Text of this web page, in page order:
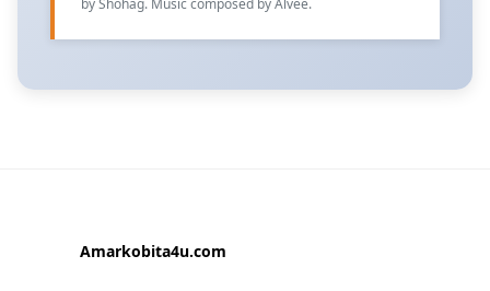
Amarkobita4u.com